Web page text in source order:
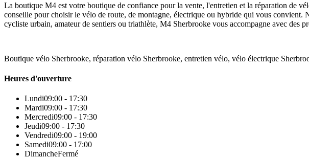
La boutique M4 est votre boutique de confiance pour la vente, l'entretien et la réparation de
conseille pour choisir le vélo de route, de montagne, électrique ou hybride qui vous convient.
cycliste urbain, amateur de sentiers ou triathlète, M4 Sherbrooke vous accompagne avec des
Boutique vélo Sherbrooke, réparation vélo Sherbrooke, entretien vélo, vélo électrique
Heures d'ouverture
Lundi09:00 - 17:30
Mardi09:00 - 17:30
Mercredi09:00 - 17:30
Jeudi09:00 - 17:30
Vendredi09:00 - 19:00
Samedi09:00 - 17:00
DimancheFermé